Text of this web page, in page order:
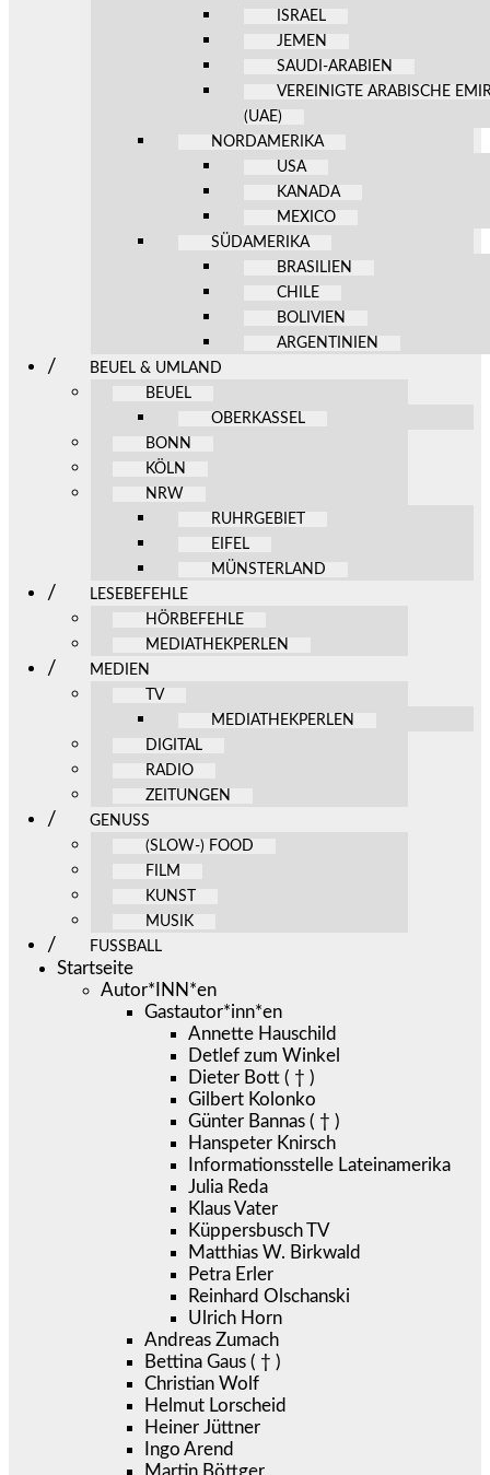
ISRAEL
JEMEN
SAUDI-ARABIEN
VEREINIGTE ARABISCHE
(UAE)
NORDAMERIKA
USA
KANADA
MEXICO
SÜDAMERIKA
BRASILIEN
CHILE
BOLIVIEN
ARGENTINIEN
BEUEL & UMLAND
BEUEL
OBERKASSEL
BONN
KÖLN
NRW
RUHRGEBIET
EIFEL
MÜNSTERLAND
LESEBEFEHLE
HÖRBEFEHLE
MEDIATHEKPERLEN
MEDIEN
TV
MEDIATHEKPERLEN
DIGITAL
RADIO
ZEITUNGEN
GENUSS
(SLOW-) FOOD
FILM
KUNST
MUSIK
FUSSBALL
Startseite
Autor*INN*en
Gastautor*inn*en
Annette Hauschild
Detlef zum Winkel
Dieter Bott ( † )
Gilbert Kolonko
Günter Bannas ( † )
Hanspeter Knirsch
Informationsstelle Lateinamerika
Julia Reda
Klaus Vater
Küppersbusch TV
Matthias W. Birkwald
Petra Erler
Reinhard Olschanski
Ulrich Horn
Andreas Zumach
Bettina Gaus ( † )
Christian Wolf
Helmut Lorscheid
Heiner Jüttner
Ingo Arend
Martin Böttger